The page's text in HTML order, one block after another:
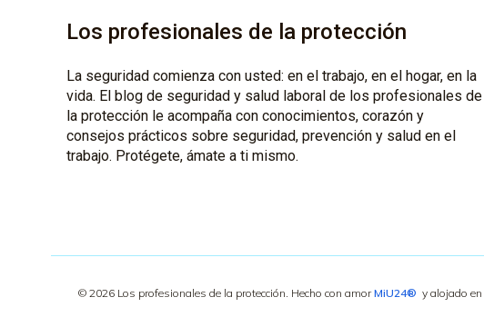
Los profesionales de la protección
La seguridad comienza con usted: en el trabajo, en el hogar, en la
vida. El blog de seguridad y salud laboral de los profesionales de
la protección le acompaña con conocimientos, corazón y
consejos prácticos sobre seguridad, prevención y salud en el
trabajo. Protégete, ámate a ti mismo.
© 2026 Los profesionales de la protección. Hecho con amorMiU24® y alojado en